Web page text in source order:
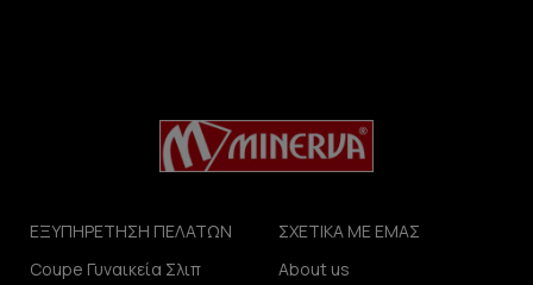
ΕΞΥΠΗΡΕΤΗΣΗ ΠΕΛΑΤΩΝ
Coupe Γυναικεία Σλιπ
ΣΧΕΤΙΚΑ ΜΕ ΕΜΑΣ
About us